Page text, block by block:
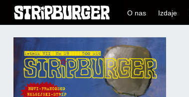
O nas Izdaje